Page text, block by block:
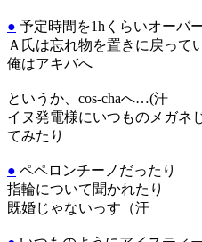
● 予定時間を1hくらいオーバ
Ａ氏は忘れ物を置きに戻って
俺はアキバへ
というか、cos-chaへ…(汗
イヌ発電様にいつものメガネ
てみたり
● ペペロンチーノだったり
指輪について聞かれたり
既婚じゃないっす（汗